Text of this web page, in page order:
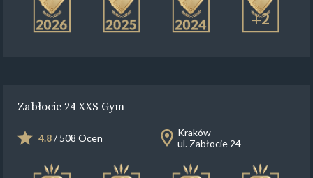
+2
Zabłocie 24 XXS Gym
4.8/ 508 Ocen
Kraków
ul. Zabłocie 24